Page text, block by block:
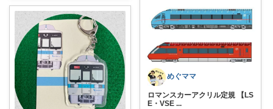
めぐママ
ロマンスカーアクリル定規 【LS
E・VSE ...